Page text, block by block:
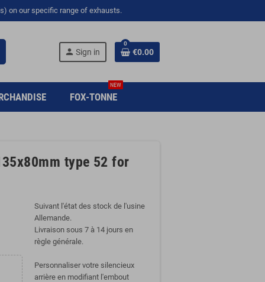
on our specific range of exhausts.
person Sign in
0
€0.00
FOX-TONNE
NEW
type 52 for
Suivant l'état des stock de l'usine
Allemande.
Livraison sous 7 à 14 jours en
règle générale.
Personnaliser votre silencieux
arrière en modifiant l'embout